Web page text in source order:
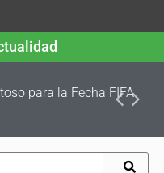
para la Fecha FIFA